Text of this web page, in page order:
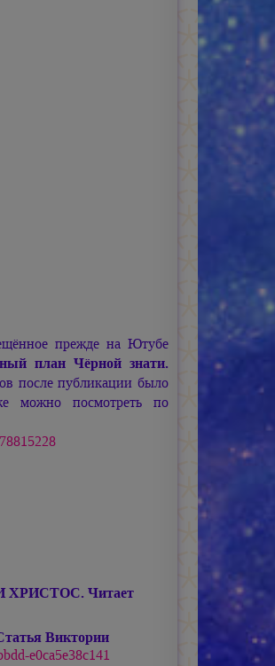
прежде на Ютубе
план Чёрной знати.
после публикации было
можно посмотреть по
ХРИСТОС. Читает
Виктории
e0ca5e38c141